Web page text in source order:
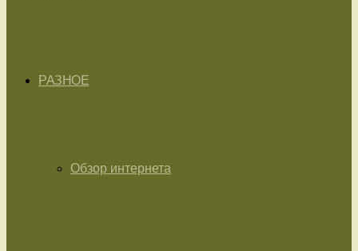
РАЗНОЕ
Обзор интернета